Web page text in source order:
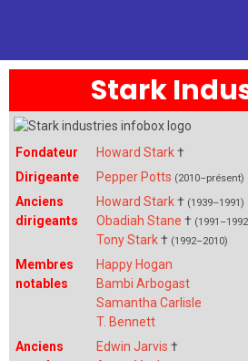
Stark
Fondateur Howard Stark†
Dirigeante
Pepper Potts (2010–présent)
Anciens
dirigeants
Howard Stark† (1939–1991)
Obadiah Stane †
Tony Stark† (1992–2010)
Membres
notables
Happy Hogan
Bambi Arbogast
Samantha Carlisle
T. Bennett
Anciens
Edwin Jarvis †